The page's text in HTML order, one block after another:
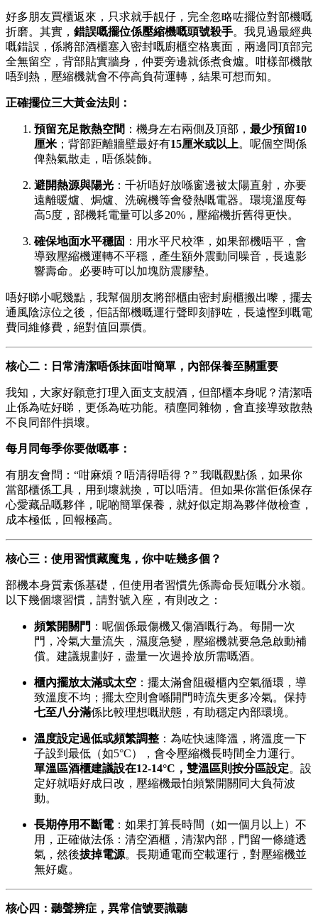
好多朋友買櫃返來，只求就手靚仔，完全忽略咗擺位對部機嘅
折磨。其實， 錯誤嘅擺位係壓縮機嘅頭號殺手。我見過最經典
嘅錯誤，係將部酒櫃塞入密封嘅廚櫃空格裏面，兩邊同頂部完
全無留空，背部貼實牆身，仲要旁邊就係煮食爐。咁樣部機散
唔到熱，壓縮機就會不停高負荷運轉，結果可想而知。
正確擺位三大黃金法則：
預留充足散熱空間 ：機身左右兩側及頂部， 最少預留10
厘米 ；背部距離牆壁最好有15厘米或以上。呢個空間係
俾熱氣散走，唔係裝飾。
避開熱源與陽光 ：千祈唔好放喺窗邊被太陽直射，亦要
遠離暖爐、焗爐、洗碗機等會發熱嘅電器。環境溫度每
高5度，部機耗電量可以多20%，壓縮機折舊得更快。
確保地面水平穩固 ：用水平尺校準，如果部機唔平，會
導致壓縮機運轉不平穩，產生額外震動同噪音，長遠影
響壽命。必要時可以加塊防震膠墊。
唔好睇小呢幾點，我幫個朋友將部櫃由密封廚櫃搬出嚟，擺去
通風陰涼位之後，佢話部機嘅運行聲即刻靜咗，長遠慳到嘅電
費同維修費，絕對值回票價。
核心二：日常清潔唔係抹面咁簡單，內部保養至關重要
我知，大家好願意打理入面支支靚酒，但部櫃本身呢？清潔唔
止係為咗好睇，更係為咗功能。積塵同雜物，會直接導致散熱
不良同部件損壞。
每月同每季你要做嘅事：
有朋友會問：“咁麻煩？唔清得唔得？” 我嘅觀點係，如果你
當部櫃係工具，用到壞就換，可以唔清。但如果你當佢係保存
心愛藏品嘅夥伴，呢啲簡單保養，就好似定期為夥伴做檢查，
成本極低，回報極高。
核心三：使用習慣藏魔鬼，你中咗幾多個？
部機本身質素係基礎，但使用者習慣先係壽命長短嘅分水嶺。
以下幾個壞習慣，請對號入座，有則改之：
頻繁開關門 ：呢個係最傷機又傷酒嘅行為。每開一次
門，冷氣大量流失，濕度急變，壓縮機就要急急啟動補
償。建議規劃好，盡量一次過拎放所需嘅酒。
櫃內擺放太滿或太空 ：擺太滿會阻礙櫃內空氣循環，導
致溫度不均；擺太空則會喺開門時流失更多冷氣。保持
七至八分滿係比較理想嘅狀態，有助穩定內部環境。
溫度設定過低或頻繁調整 ：為咗快速降溫，將溫度一下
子設到最低（如5°C），會令壓縮機長時間全力運行。
單溫區酒櫃建議設在12-14°C，雙溫區則按分區設定。設
定好就唔好成日改，壓縮機最怕頻繁開關同大負荷波
動。
長期停用不斷電：如果打算長時間（如一個月以上）不
用，正確做法係：清空酒櫃，清潔內部，門留一條縫透
氣，然後拔掉電源。長期通電而空載運行，對壓縮機並
無好處。
核心四：聽聲辨症，異常信號要識聽